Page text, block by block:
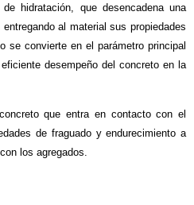
hidratación, que desencadena una
al material sus propiedades
convierte en el parámetro principal
desempeño del concreto en la
que entra en contacto con el
de fraguado y endurecimiento a
los agregados.